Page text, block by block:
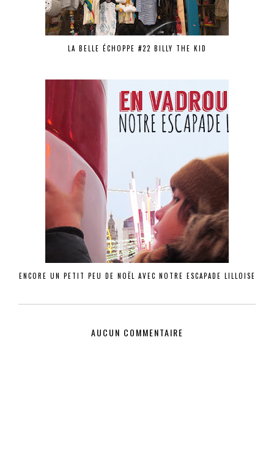
LA BELLE ÉCHOPPE #22 BILLY THE KID
ENCORE UN PETIT PEU DE NOËL AVEC NOTRE ESCAPADE LILLOISE
AUCUN COMMENTAIRE